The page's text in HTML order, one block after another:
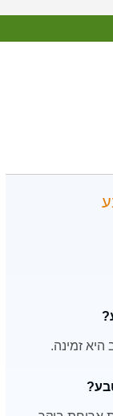
היא זמינה.